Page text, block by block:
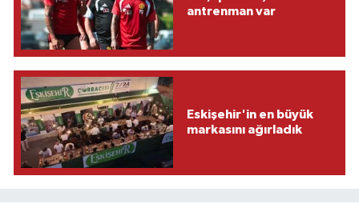
antrenman var
Eskişehir'in en büyük
markasını ağırladık